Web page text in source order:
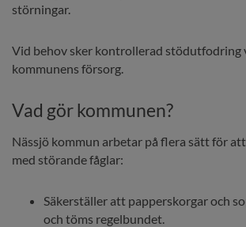
störningar.
Vid behov sker kontrollerad stödutfodring
kommunens försorg.
Vad gör kommunen?
Nässjö kommun arbetar på flera sätt för
med störande fåglar:
Säkerställer att papperskorgar och
och töms regelbundet.